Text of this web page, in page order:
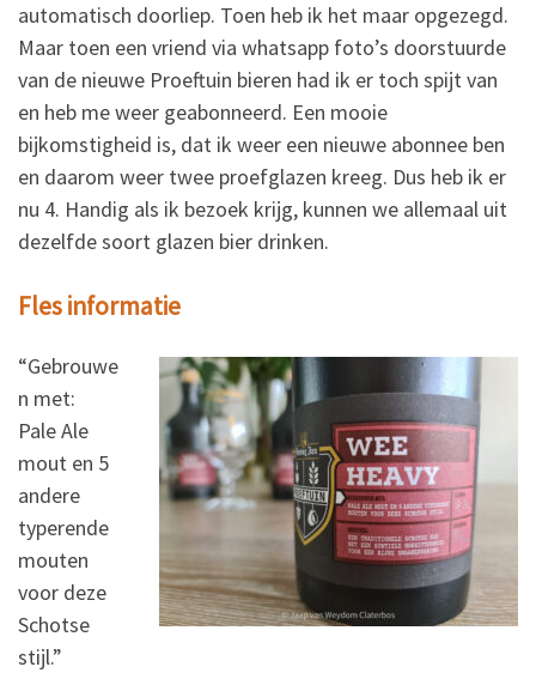
automatisch doorliep. Toen heb ik het maar opgezegd.
Maar toen een vriend via whatsapp foto’s doorstuurde
van de nieuwe Proeftuin bieren had ik er toch spijt van
en heb me weer geabonneerd. Een mooie
bijkomstigheid is, dat ik weer een nieuwe abonnee ben
en daarom weer twee proefglazen kreeg. Dus heb ik er
nu 4. Handig als ik bezoek krijg, kunnen we allemaal uit
dezelfde soort glazen bier drinken.
Fles informatie
“Gebrouwe
n met:
Pale Ale
mout en 5
andere
typerende
mouten
voor deze
Schotse
stijl.”